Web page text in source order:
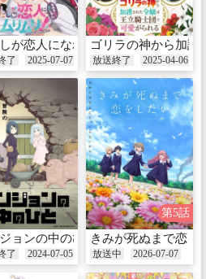
が恋人になれるわけないじゃん、
了 2025-07-07
ゴリラの神から加護
放送終了 2025-04-06
ョンの中のひと
了 2024-07-05
第5話
きみが死ぬまで恋を
放送中 2026-07-07